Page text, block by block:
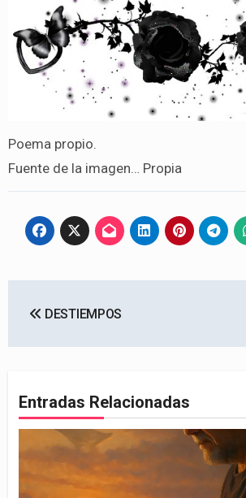
Poema propio.
Fuente de la imagen… Propia
de
DESTIEMPOS
Entradas Relacionadas